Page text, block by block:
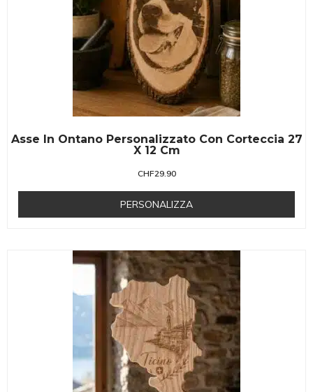
Asse In Ontano Personalizzato Con Corteccia 27
X 12 Cm
CHF29.90
PERSONALIZZA